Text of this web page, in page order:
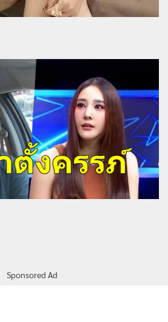
Sponsored Ad